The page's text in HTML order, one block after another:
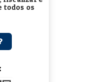
todos os